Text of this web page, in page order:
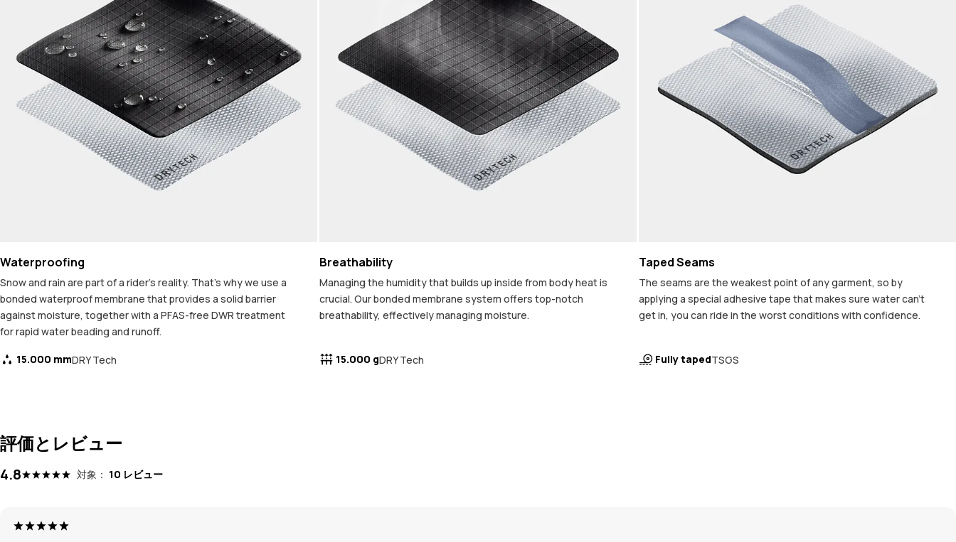
Waterproofing
Snow and rain are part of a rider's reality. That's why we use a
bonded waterproof membrane that provides a solid barrier
against moisture, together with a PFAS-free DWR treatment
for rapid water beading and runoff.
15.000 mmDRY Tech
Breathability
Managing the humidity that builds up inside from body heat is
crucial. Our bonded membrane system offers top-notch
breathability, effectively managing moisture.
15.000 gDRY Tech
Taped Seams
The seams are the weakest point of any garment, so by
applying a special adhesive tape that makes sure water can't
get in, you can ride in the worst conditions with confidence.
Fully tapedTSGS
評価とレビュー
4.8 対象： 10 レビュー